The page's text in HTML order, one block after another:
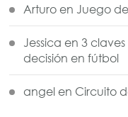
Arturo en Juego
Jessica en3
decisión en fútbol
angel en Circuito